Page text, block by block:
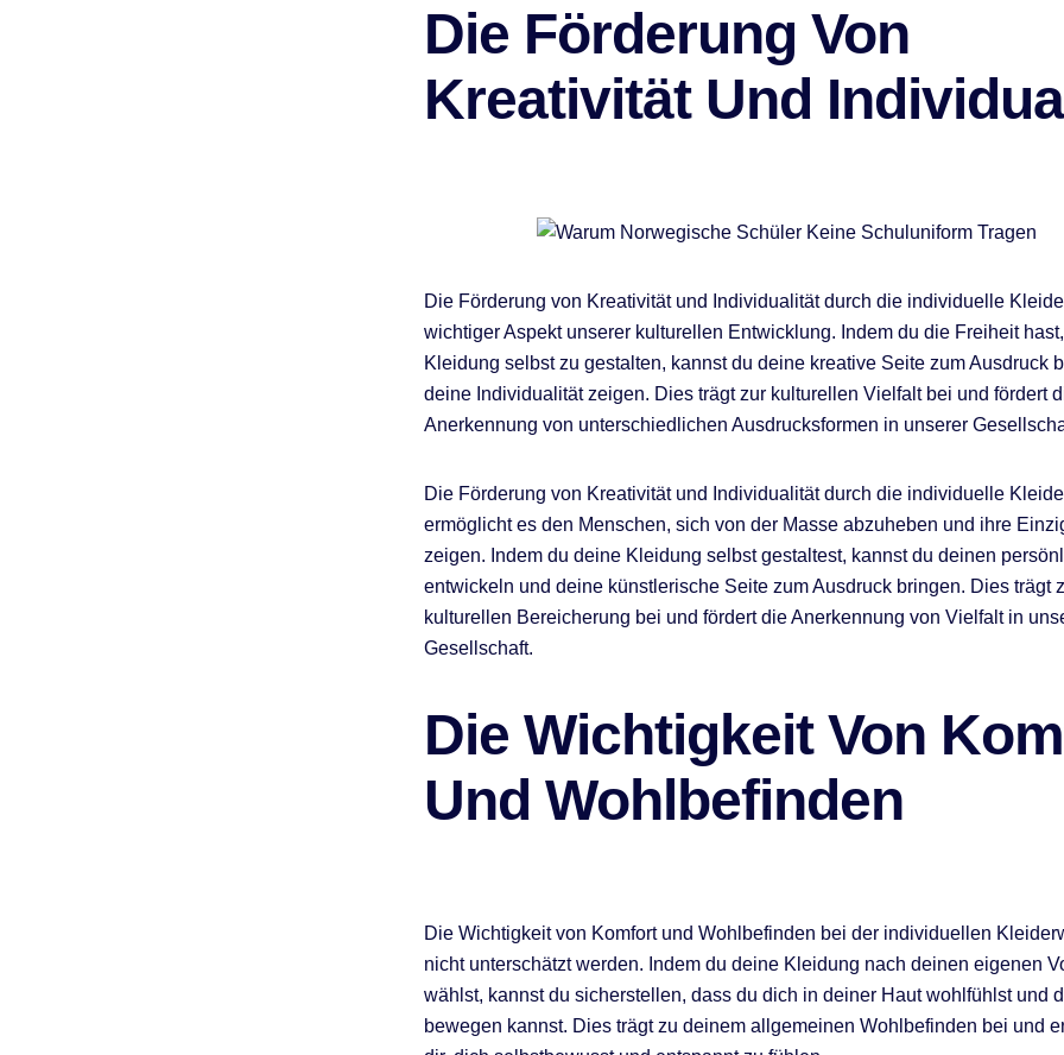
Die Förderung Von
Kreativität Und
Die Förderung von Kreativität und Individualität durch die individuelle
wichtiger Aspekt unserer kulturellen Entwicklung. Indem du die Freiheit
Kleidung selbst zu gestalten, kannst du deine kreative Seite zum Ausdruck
deine Individualität zeigen. Dies trägt zur kulturellen Vielfalt bei und fördert
Anerkennung von unterschiedlichen Ausdrucksformen in unserer
Die Förderung von Kreativität und Individualität durch die individuelle
ermöglicht es den Menschen, sich von der Masse abzuheben und ihre
zeigen. Indem du deine Kleidung selbst gestaltest, kannst du deinen
entwickeln und deine künstlerische Seite zum Ausdruck bringen. Dies trägt
kulturellen Bereicherung bei und fördert die Anerkennung von Vielfalt in
Gesellschaft.
Die Wichtigkeit Von
Und Wohlbefinden
Die Wichtigkeit von Komfort und Wohlbefinden bei der individuellen
nicht unterschätzt werden. Indem du deine Kleidung nach deinen eigenen
wählst, kannst du sicherstellen, dass du dich in deiner Haut wohlfühlst und
bewegen kannst. Dies trägt zu deinem allgemeinen Wohlbefinden bei und